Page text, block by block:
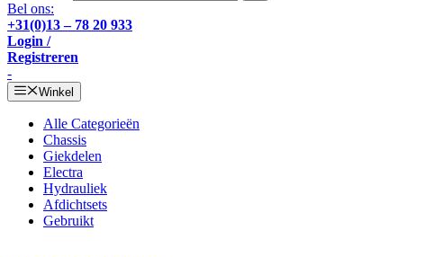
Bel ons:
+31(0)13 – 78 20 933
Login /
Registreren
-
Winkel
Alle Categorieën
Chassis
Giekdelen
Electra
Hydrauliek
Afdichtsets
Gebruikt